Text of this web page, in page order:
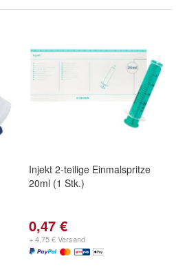
Injekt 2-teilige Einmalspritze
20ml (1 Stk.)
0,47 €
+ 4,75 € Versand